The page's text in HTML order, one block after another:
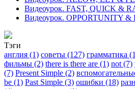
Видеоурок. FAST, QUICK &
Видеоурок. OPPORTUNITY &
Тэги
англия (1) советы (127) грамматика
фильмы (2) there is there are (1) not (7)
(7) Present Simple (2)
be (1) Past Simple (3) ошибки (18)